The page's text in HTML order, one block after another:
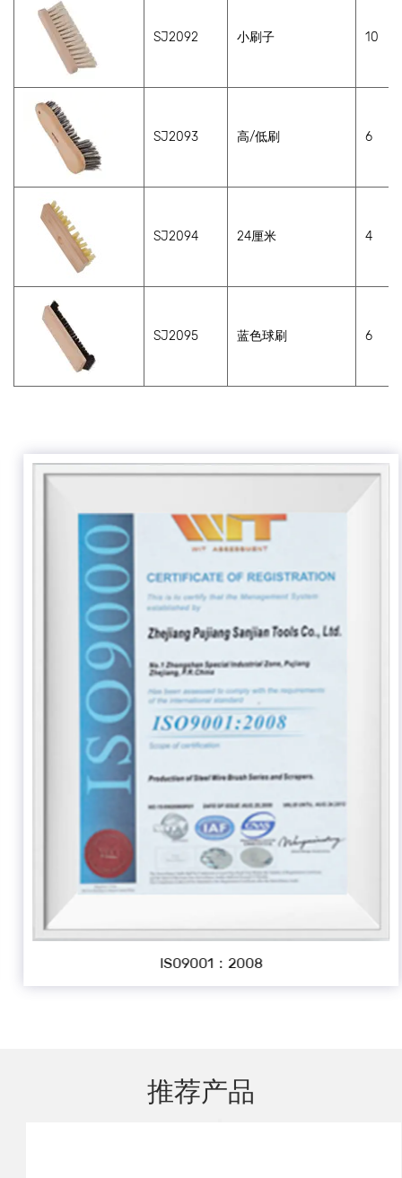
SJ2092 小刷子 10
SJ2093 高/低刷 6
SJ2094 24厘米 4
SJ2095 蓝色球刷 6
IS09001：2008
推荐产品